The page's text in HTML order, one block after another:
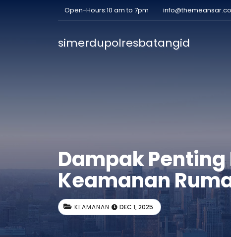
Open-Hours:10 am to 7pm
simerdupolresbatangid
Dampak
Keamanan
KEAMANAN DEC 1, 2025